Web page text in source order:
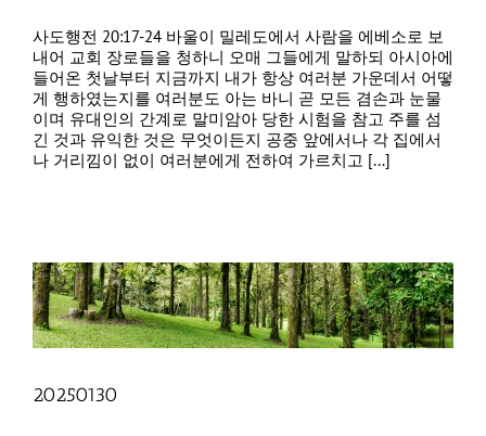
사도행전 20:17-24 바울이 밀레도에서 사람을 에베소로 보
내어 교회 장로들을 청하니 오매 그들에게 말하되 아시아에
들어온 첫날부터 지금까지 내가 항상 여러분 가운데서 어떻
게 행하였는지를 여러분도 아는 바니 곧 모든 겸손과 눈물
이며 유대인의 간계로 말미암아 당한 시험을 참고 주를 섬
긴 것과 유익한 것은 무엇이든지 공중 앞에서나 각 집에서
나 거리낌이 없이 여러분에게 전하여 가르치고 [...]
20250130